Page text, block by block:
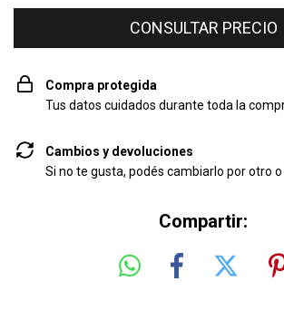
Compra protegida
Tus datos cuidados durante toda la
Cambios y devoluciones
Si no te gusta, podés cambiarlo por otro o
Compartir: